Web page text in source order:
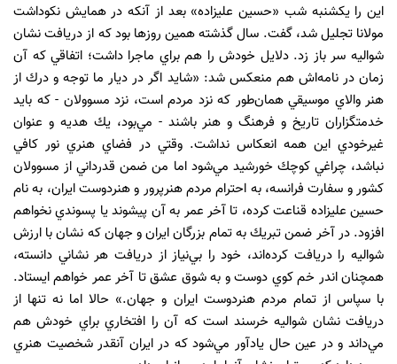
اين را يكشنبه شب «حسين عليزاده» بعد از آنكه در همايش نكوداشت
مولانا تجليل شد، گفت. سال گذشته همين روزها بود كه از دريافت نشان
شواليه سر باز زد. دلايل خودش را هم براي ماجرا داشت؛ اتفاقي كه آن
زمان در نامه‌اش هم منعكس شد: «شايد اگر در ديار ما توجه و درك از
هنر والاي موسيقي همان‌طور كه نزد مردم است، نزد مسوولان - كه بايد
خدمتگزاران تاريخ و فرهنگ و هنر باشند - مي‌بود، يك هديه و عنوان
غيرخودي اين همه انعكاس نداشت. وقتي در فضاي هنري نور كافي
نباشد، چراغي كوچك خورشيد مي‌شود اما من ضمن قدرداني از مسوولان
كشور و سفارت فرانسه، به احترام مردم هنرپرور و هنردوست ايران، به نام
حسين عليزاده قناعت كرده، تا آخر عمر به آن پيشوند يا پسوندي نخواهم
افزود. در آخر ضمن تبريك به تمام بزرگان ايران و جهان كه نشان با ارزش
شواليه را دريافت كرده‌اند، خود را بي‌نياز از دريافت هر نشاني دانسته،
همچنان اندر خم كوي دوست و به شوق عشق تا آخر عمر خواهم ايستاد.
با سپاس از تمام مردم هنردوست ايران و جهان.» حالا اما نه تنها از
دريافت نشان شواليه خرسند است كه آن را افتخاري براي خودش هم
مي‌داند و در عين حال يادآور مي‌شود كه در ايران آنقدر شخصيت هنري